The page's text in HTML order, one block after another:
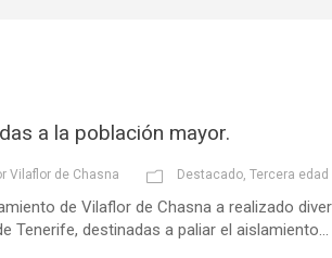
a la población mayor.
Vilaflor de Chasna Destacado, Tercera edad
de Vilaflor de Chasna a realizado
Tenerife, destinadas a paliar el aislamiento...